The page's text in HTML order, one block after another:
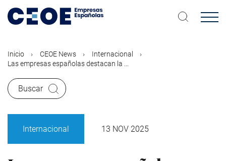
contenido
Inicio CEOE News
Internacional
Las empresas españolas destacan la ...
Buscar
Internacional 13 NOV 2025